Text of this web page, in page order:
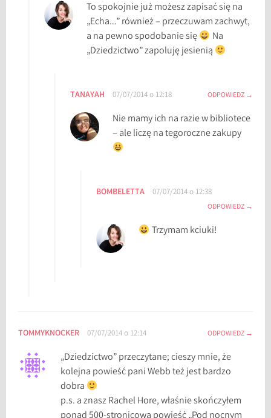
To spokojnie już możesz zapisać się na
„Echa…” również – przeczuwam zachwyt,
a na pewno spodobanie się
Na
„Dziedzictwo” zapoluję jesienią
TANAYAH 07/07/2014 o 12:18 ODPOWIEDZ
Nie mamy ich na razie w bibliotece
– ale liczę na tegoroczne zakupy
BOMBELETTA 07/07/2014 o 12:38
ODPOWIEDZ
Trzymam kciuki!
TOMMYKNOCKER 07/07/2014 o 12:14 ODPOWIEDZ
„Dziedzictwo” przeczytane; cieszy mnie, że
kolejna powieść pani Webb też jest bardzo
dobra
p.s. a znasz Rachel Hore, właśnie skończyłem